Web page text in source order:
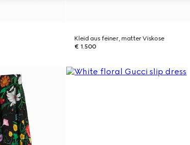
Kleid aus feiner, matter Viskose
€ 1.500